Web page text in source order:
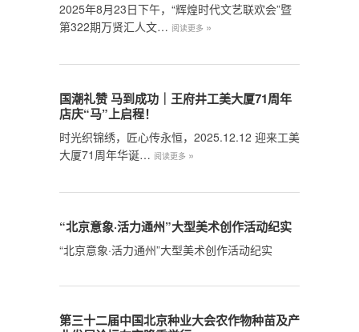
2025年8月23日下午，“辉煌时代文艺联欢会”暨
第322期万贤汇人文… 阅读更多 »
国潮礼赞 马到成功｜王府井工美大厦71周年
店庆“马”上启程！
时光织锦绣，匠心传永恒，2025.12.12 迎来工美
大厦71周年华诞… 阅读更多 »
“北京意象·活力通州”大型美术创作活动纪实
“北京意象·活力通州”大型美术创作活动纪实
第三十二届中国北京种业大会农作物种苗及产